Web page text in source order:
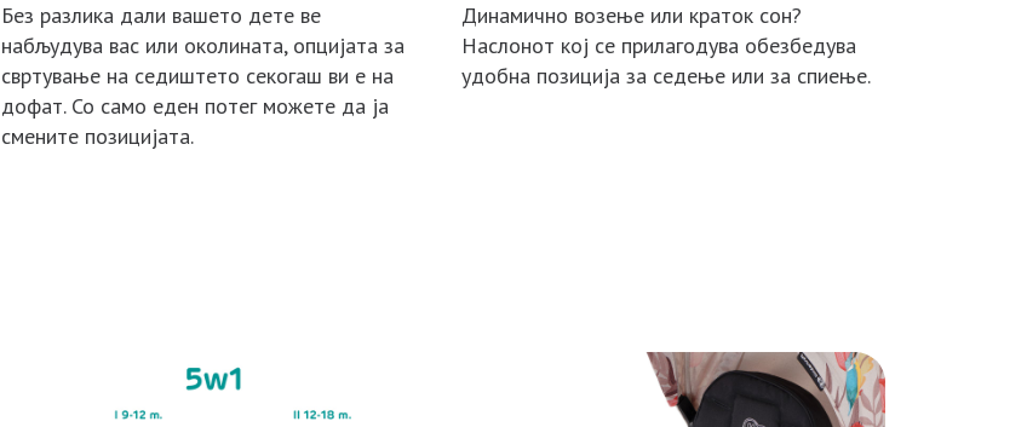
Без разлика дали вашето дете ве
набљудува вас или околината, опцијата за
свртување на седиштето секогаш ви е на
дофат. Со само еден потег можете да ја
смените позицијата.
Динамично возење или краток сон?
Наслонот кој се прилагодува обезбедува
удобна позиција за седење или за спиење.